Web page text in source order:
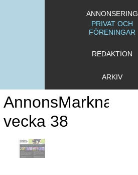
ANNONSERING
PRIVAT OCH
FÖRENINGAR
REDAKTION
ARKIV
AnnonsMarknan
vecka 38